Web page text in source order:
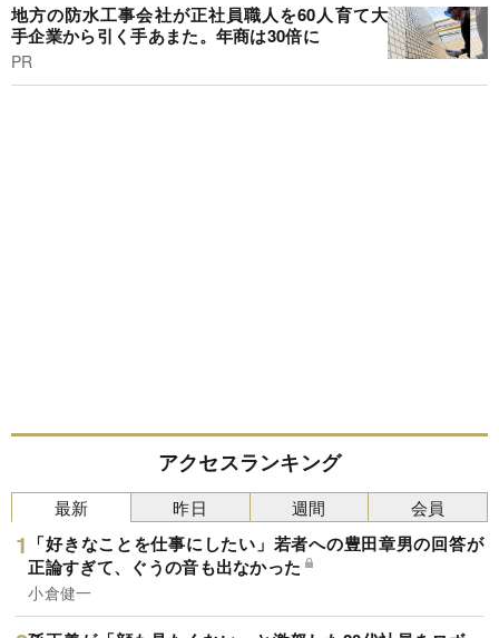
地方の防水工事会社が正社員職人を60人育て大
手企業から引く手あまた。年商は30倍に
PR
アクセスランキング
最新
「好きなことを仕事にしたい」若者への豊田章男の回答が
正論すぎて、ぐうの音も出なかった
小倉健一
昨日 週間 会員